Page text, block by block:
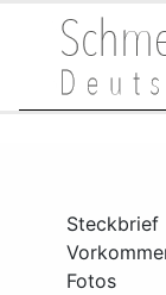
Steckbrief
Fotos